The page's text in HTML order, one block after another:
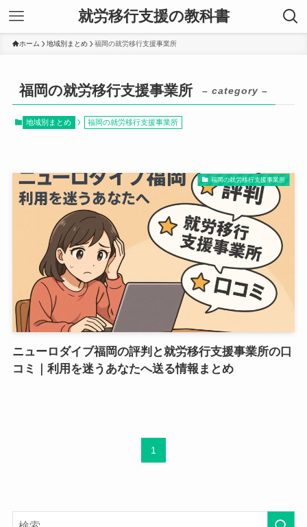
就労移行支援の教科書
ホーム 地域別まとめ 福岡の就労移行支援事業所
福岡の就労移行支援事業所 – category –
地域別まとめ 福岡の就労移行支援事業所
福岡の就労移行支援事業所
ニューロダイブ福岡の評判と就労移行支援事業所の口
コミ｜利用を迷うあなたへ送る情報まとめ
1